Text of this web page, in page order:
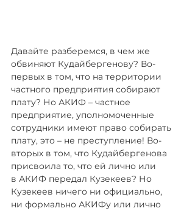
Давайте разберемся, в чем же
обвиняют Кудайбергенову? Во-
первых в том, что на территории
частного предприятия собирают
плату? Но АКИФ – частное
предприятие, уполномоченные
сотрудники имеют право собирать
плату, это – не преступление! Во-
вторых в том, что Кудайбергенова
присвоила то, что ей лично или
в АКИФ передал Кузекеев? Но
Кузекеев ничего ни официально,
ни формально АКИФу или лично